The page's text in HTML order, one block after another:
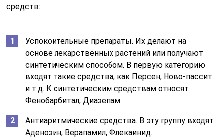
средств:
Успокоительные препараты. Их делают на
основе лекарственных растений или получают
синтетическим способом. В первую категорию
входят такие средства, как Персен, Ново-пассит
и т.д. К синтетическим средствам относят
Фенобарбитал, Диазепам.
Антиаритмические средства. В эту группу входят
Аденозин, Верапамил, Флекаинид.